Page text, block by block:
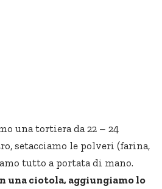
una tortiera da 22 – 24
setacciamo le polveri (farina,
tutto a portata di mano.
una ciotola, aggiungiamo lo